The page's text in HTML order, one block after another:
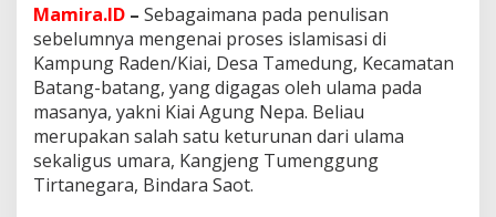
e
r
u
s
E
s
t
a
f
e
Mamira.ID – Sebagaimana pada penulisan
sebelumnya mengenai proses islamisasi di
Kampung Raden/Kiai, Desa Tamedung, Kecamatan
Batang-batang, yang digagas oleh ulama pada
masanya, yakni Kiai Agung Nepa. Beliau
merupakan salah satu keturunan dari ulama
sekaligus umara, Kangjeng Tumenggung
Tirtanegara, Bindara Saot.